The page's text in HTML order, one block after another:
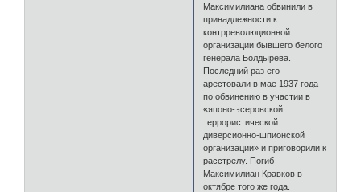
Максимилиана обвинили в
принадлежности к
контрреволюционной
организации бывшего белого
генерала Болдырева.
Последний раз его
арестовали в мае 1937 года
по обвинению в участии в
«японо-эсеровской
террористической
диверсионно-шпионской
организации» и приговорили к
расстрелу. Погиб
Максимилиан Кравков в
октябре того же года.